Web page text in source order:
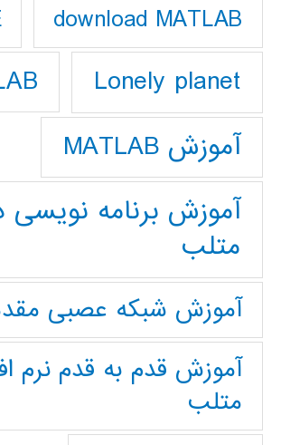
download MATLAB
Lonely planet
آموزش MATLAB
آموزش برنامه نویسی
متلب
آموزش شبکه عصبی
آموزش قدم به قدم نرم
متلب